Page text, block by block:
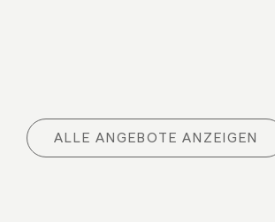
Skiglück
ALLE ANGEBOTE ANZEIGEN